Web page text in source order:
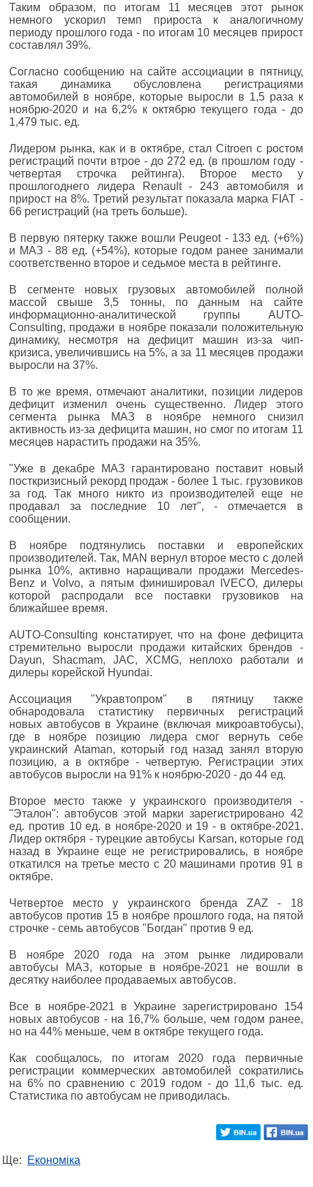
Таким образом, по итогам 11 месяцев этот рынок
немного ускорил темп прироста к аналогичному
периоду прошлого года - по итогам 10 месяцев прирост
составлял 39%.
Согласно сообщению на сайте ассоциации в пятницу,
такая динамика обусловлена регистрациями
автомобилей в ноябре, которые выросли в 1,5 раза к
ноябрю-2020 и на 6,2% к октябрю текущего года - до
1,479 тыс. ед.
Лидером рынка, как и в октябре, стал Citroen с ростом
регистраций почти втрое - до 272 ед. (в прошлом году -
четвертая строчка рейтинга). Второе место у
прошлогоднего лидера Renault - 243 автомобиля и
прирост на 8%. Третий результат показала марка FIAT -
66 регистраций (на треть больше).
В первую пятерку также вошли Peugeot - 133 ед. (+6%)
и МАЗ - 88 ед. (+54%), которые годом ранее занимали
соответственно второе и седьмое места в рейтинге.
В сегменте новых грузовых автомобилей полной
массой свыше 3,5 тонны, по данным на сайте
информационно-аналитической группы AUTO-
Consulting, продажи в ноябре показали положительную
динамику, несмотря на дефицит машин из-за чип-
кризиса, увеличившись на 5%, а за 11 месяцев продажи
выросли на 37%.
В то же время, отмечают аналитики, позиции лидеров
дефицит изменил очень существенно. Лидер этого
сегмента рынка МАЗ в ноябре немного снизил
активность из-за дефицита машин, но смог по итогам 11
месяцев нарастить продажи на 35%.
"Уже в декабре МАЗ гарантировано поставит новый
посткризисный рекорд продаж - более 1 тыс. грузовиков
за год. Так много никто из производителей еще не
продавал за последние 10 лет", - отмечается в
сообщении.
В ноябре подтянулись поставки и европейских
производителей. Так, MAN вернул второе место с долей
рынка 10%, активно наращивали продажи Mercedes-
Benz и Volvo, а пятым финишировал IVECO, дилеры
которой распродали все поставки грузовиков на
ближайшее время.
AUTO-Consulting констатирует, что на фоне дефицита
стремительно выросли продажи китайских брендов -
Dayun, Shacmam, JAC, XCMG, неплохо работали и
дилеры корейской Hyundai.
Ассоциация "Укравтопром" в пятницу также
обнародовала статистику первичных регистраций
новых автобусов в Украине (включая микроавтобусы),
где в ноябре позицию лидера смог вернуть себе
украинский Ataman, который год назад занял вторую
позицию, а в октябре - четвертую. Регистрации этих
автобусов выросли на 91% к ноябрю-2020 - до 44 ед.
Второе место также у украинского производителя -
"Эталон": автобусов этой марки зарегистрировано 42
ед. против 10 ед. в ноябре-2020 и 19 - в октябре-2021.
Лидер октября - турецкие автобусы Karsan, которые год
назад в Украине еще не регистрировались, в ноябре
откатился на третье место с 20 машинами против 91 в
октябре.
Четвертое место у украинского бренда ZAZ - 18
автобусов против 15 в ноябре прошлого года, на пятой
строчке - семь автобусов "Богдан" против 9 ед.
В ноябре 2020 года на этом рынке лидировали
автобусы МАЗ, которые в ноябре-2021 не вошли в
десятку наиболее продаваемых автобусов.
Все в ноябре-2021 в Украине зарегистрировано 154
новых автобусов - на 16,7% больше, чем годом ранее,
но на 44% меньше, чем в октябре текущего года.
Как сообщалось, по итогам 2020 года первичные
регистрации коммерческих автомобилей сократились
на 6% по сравнению с 2019 годом - до 11,6 тыс. ед.
Статистика по автобусам не приводилась.
Ще: Економіка